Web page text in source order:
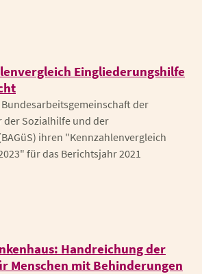
Eingliederungshilfe
der
Sozialhilfe und der
ihren "Kennzahlenvergleich
für das Berichtsjahr 2021
Handreichung der
Menschen mit Behinderungen